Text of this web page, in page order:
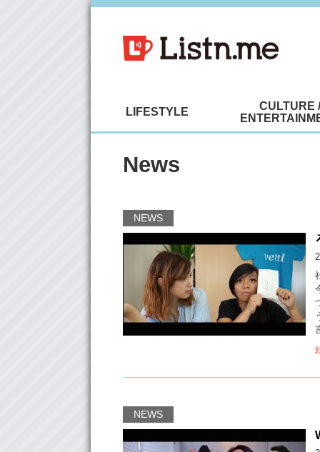
LIFESTYLE
CULTURE /
News
NEWS
NEWS